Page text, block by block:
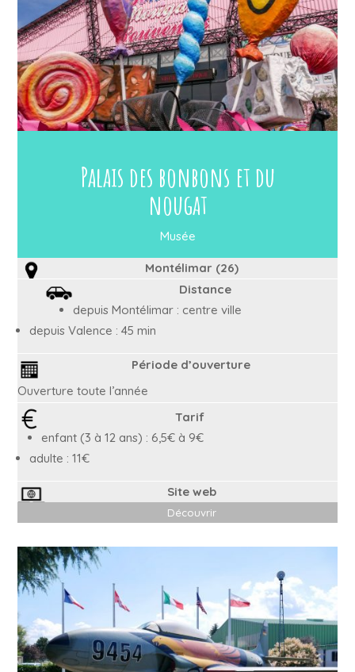
Palais des bonbons et du
nougat
Musée
Montélimar (26)
Distance
depuis Montélimar : centre ville
depuis Valence : 45 min
Période d’ouverture
Ouverture toute l’année
Tarif
enfant (3 à 12 ans) : 6,5€ à 9€
adulte : 11€
Site web
Découvrir